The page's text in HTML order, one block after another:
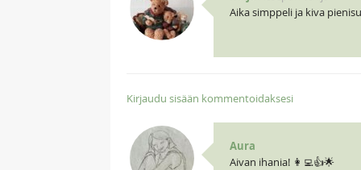
Aika simppeli ja kiva
Kirjaudu sisään kommentoidaksesi
Aura
Aivan ihania! 👩‍💻👍🌟